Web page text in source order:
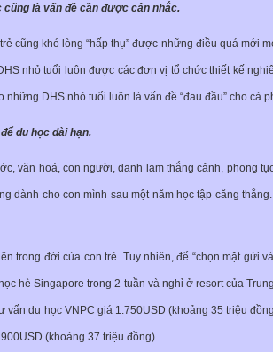
cũng là vấn đề cần được cân nhắc.
cũng khó lòng “hấp thụ” được những điều quá mới
nhỏ tuổi luôn được các đơn vị tổ chức thiết kế
DHS nhỏ tuổi luôn là vấn đề “đau đầu” cho cả
du học dài hạn.
văn hoá, con người, danh lam thắng cảnh, phong
dành cho con mình sau một năm học tập căng
trong đời của con trẻ. Tuy nhiên, để “chọn mặt gửi
hè Singapore trong 2 tuần và nghỉ ở resort của
du học VNPC giá 1.750USD (khoảng 35 triệu
(khoảng 37 triệu đồng)…